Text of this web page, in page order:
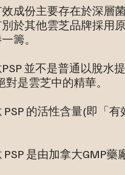
成份主要存在於深層
於其他雲芝品牌採用
籌。
並不是普通以脫水
是雲芝中的精華。
PSP 的活性含量(即「
是由加拿大GMP